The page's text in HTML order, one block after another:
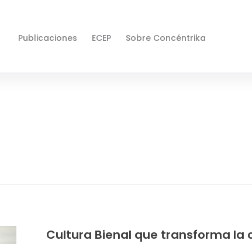
Publicaciones ECEP Sobre Concéntrika
Cultura Bienal que transforma la